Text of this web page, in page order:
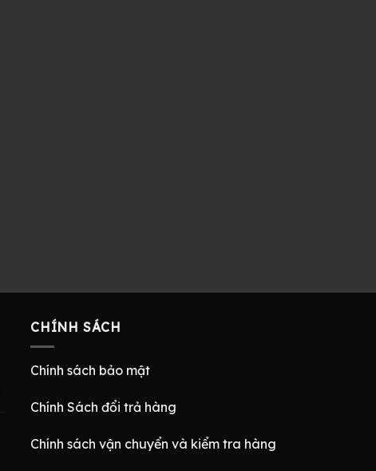
CHÍNH SÁCH
Chính sách bảo mật
Chính Sách đổi trả hàng
Chính sách vận chuyển và kiểm tra hàng